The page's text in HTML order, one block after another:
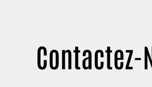
Contactez-